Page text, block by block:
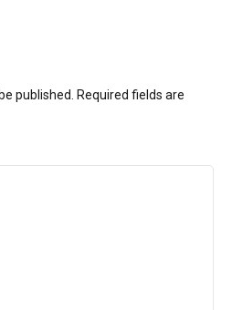
published. Required fields are